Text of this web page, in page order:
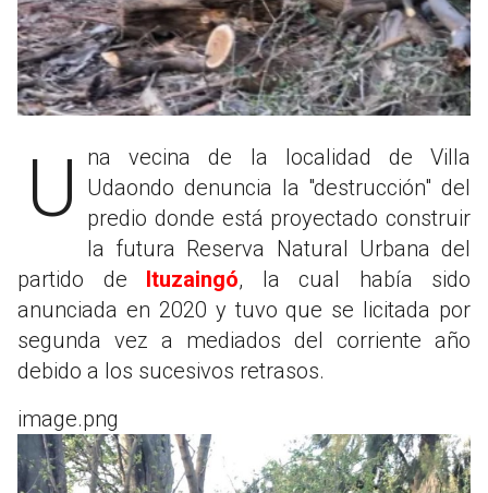
Una vecina de la localidad de Villa
Udaondo denuncia la "destrucción" del
predio donde está proyectado construir
la futura Reserva Natural Urbana del
partido de Ituzaingó, la cual había sido
anunciada en 2020 y tuvo que se licitada por
segunda vez a mediados del corriente año
debido a los sucesivos retrasos.
image.png